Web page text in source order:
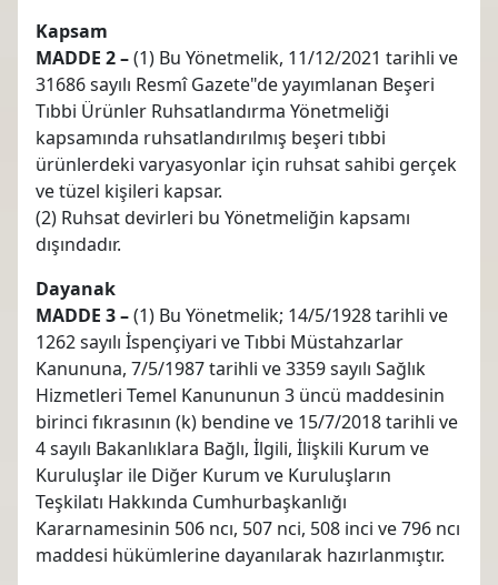
Kapsam
MADDE 2 –(1) Bu Yönetmelik, 11/12/2021 tarihli ve
31686 sayılı Resmî Gazete"de yayımlanan Beşeri
Tıbbi Ürünler Ruhsatlandırma Yönetmeliği
kapsamında ruhsatlandırılmış beşeri tıbbi
ürünlerdeki varyasyonlar için ruhsat sahibi gerçek
ve tüzel kişileri kapsar.
(2) Ruhsat devirleri bu Yönetmeliğin kapsamı
dışındadır.
Dayanak
MADDE 3 –(1) Bu Yönetmelik; 14/5/1928 tarihli ve
1262 sayılı İspençiyari ve Tıbbi Müstahzarlar
Kanununa, 7/5/1987 tarihli ve 3359 sayılı Sağlık
Hizmetleri Temel Kanununun 3 üncü maddesinin
birinci fıkrasının (k) bendine ve 15/7/2018 tarihli ve
4 sayılı Bakanlıklara Bağlı, İlgili, İlişkili Kurum ve
Kuruluşlar ile Diğer Kurum ve Kuruluşların
Teşkilatı Hakkında Cumhurbaşkanlığı
Kararnamesinin 506 ncı, 507 nci, 508 inci ve 796 ncı
maddesi hükümlerine dayanılarak hazırlanmıştır.